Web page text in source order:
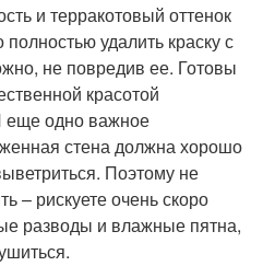
и терракотовый оттенок
удалить краску с
не повредив ее. Готовы
красотой
еще одно важное
стена должна хорошо
Поэтому не
– рискуете очень скоро
разводы и влажные пятна,